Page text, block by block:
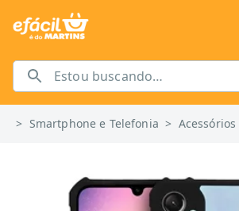
> Smartphone e Telefonia >